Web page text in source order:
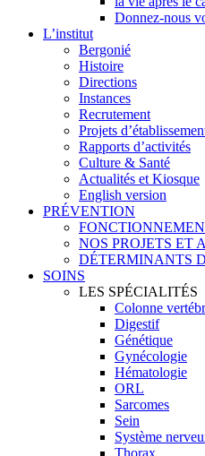
Donnez-nous
L’institut
Bergonié
Histoire
Directions
Instances
Recrutement
Projets
Rapports d’activités
Culture & Santé
Actualités et Kiosque
English version
PRÉVENTION
NOS PROJETS ET
DÉTERMINANTS
SOINS
LES SPÉCIALITÉS
Colonne
Digestif
Génétique
Gynécologie
Hématologie
ORL
Sarcomes
Sein
Système
Thorax